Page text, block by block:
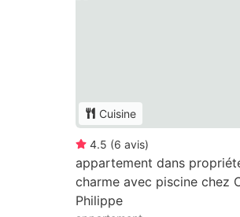
Cuisine
4.5 (6 avis)
appartement dans
charme avec piscine chez
Philippe